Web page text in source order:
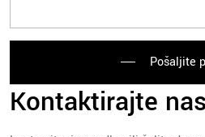
Pošaljite
Kontaktirajte nas